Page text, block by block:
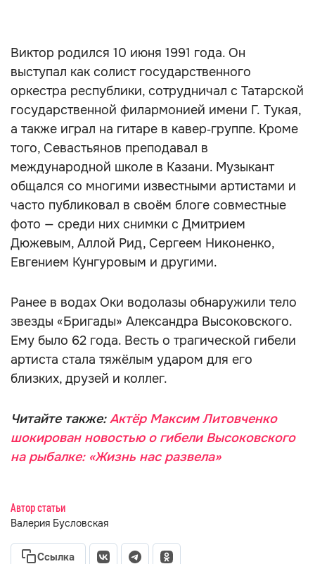
Виктор родился 10 июня 1991 года. Он
выступал как солист государственного
оркестра республики, сотрудничал с Татарской
государственной филармонией имени Г. Тукая,
а также играл на гитаре в кавер‑группе. Кроме
того, Севастьянов преподавал в
международной школе в Казани. Музыкант
общался со многими известными артистами и
часто публиковал в своём блоге совместные
фото — среди них снимки с Дмитрием
Дюжевым, Аллой Рид, Сергеем Никоненко,
Евгением Кунгуровым и другими.
Ранее в водах Оки водолазы обнаружили тело
звезды «Бригады» Александра Высоковского.
Ему было 62 года. Весть о трагической гибели
артиста стала тяжёлым ударом для его
близких, друзей и коллег.
Читайте также:Актёр Максим Литовченко
шокирован новостью о гибели Высоковского
на рыбалке: «Жизнь нас развела»
Автор статьи
Валерия Бусловская
Ссылка